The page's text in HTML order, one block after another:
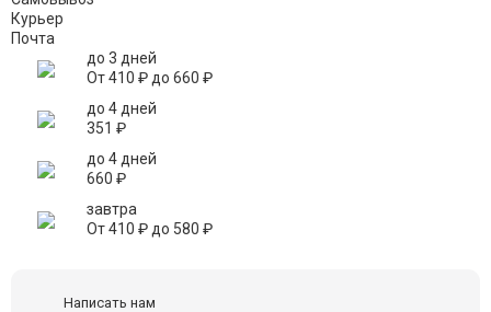
Курьер
Почта
до 3 дней
От 410 ₽ до 660 ₽
до 4 дней
351 ₽
до 4 дней
660 ₽
завтра
От 410 ₽ до 580 ₽
Написать нам